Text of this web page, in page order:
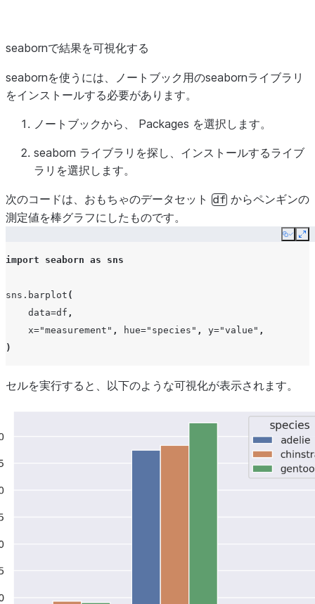
seabornで結果を可視化する
seabornを使うには、ノートブック用のseabornライブラリ
をインストールする必要があります。
ノートブックから、 Packages を選択します。
seaborn ライブラリを探し、インストールするライブ
ラリを選択します。
次のコードは、おもちゃのデータセット df からペンギンの
測定値を棒グラフにしたものです。
Copy
import seaborn as sns
sns . barplot (
data=df ,
x="measurement" , hue="species" , y="value" ,
)
セルを実行すると、以下のような可視化が表示されます。